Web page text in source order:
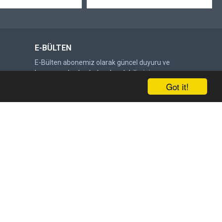
Got it!
E-BÜLTEN
E-Bülten abonemiz olarak güncel duyuru ve
kampanyalardan haberdar olabilirsiniz.
Gönder